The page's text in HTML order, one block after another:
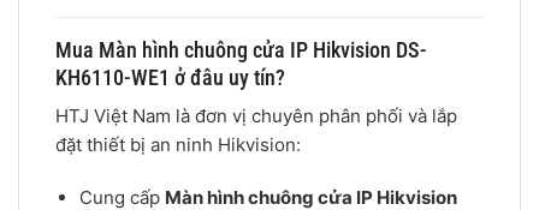
Mua Màn hình chuông cửa IP Hikvision DS-
KH6110-WE1 ở đâu uy tín?
HTJ Việt Nam là đơn vị chuyên phân phối và lắp
đặt thiết bị an ninh Hikvision:
Cung cấp Màn hình chuông cửa IP Hikvision